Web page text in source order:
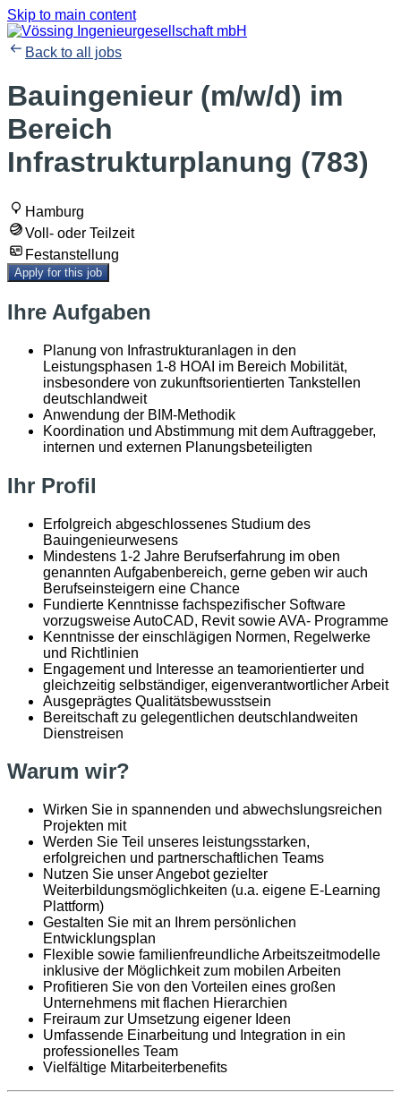
Skip to main content
Back to all jobs
Bauingenieur (m/w/d) im
Bereich
Infrastrukturplanung (783)
Hamburg
Voll- oder Teilzeit
Festanstellung
Apply for this job
Ihre Aufgaben
Planung von Infrastrukturanlagen in den
Leistungsphasen 1-8 HOAI im Bereich Mobilität,
insbesondere von zukunftsorientierten Tankstellen
deutschlandweit
Anwendung der BIM-Methodik
Koordination und Abstimmung mit dem Auftraggeber,
internen und externen Planungsbeteiligten
Ihr Profil
Erfolgreich abgeschlossenes Studium des
Bauingenieurwesens
Mindestens 1-2 Jahre Berufserfahrung im oben
genannten Aufgabenbereich, gerne geben wir auch
Berufseinsteigern eine Chance
Fundierte Kenntnisse fachspezifischer Software
vorzugsweise AutoCAD, Revit sowie AVA- Programme
Kenntnisse der einschlägigen Normen, Regelwerke
und Richtlinien
Engagement und Interesse an teamorientierter und
gleichzeitig selbständiger, eigenverantwortlicher Arbeit
Ausgeprägtes Qualitätsbewusstsein
Bereitschaft zu gelegentlichen deutschlandweiten
Dienstreisen
Warum wir?
Wirken Sie in spannenden und abwechslungsreichen
Projekten mit
Werden Sie Teil unseres leistungsstarken,
erfolgreichen und partnerschaftlichen Teams
Nutzen Sie unser Angebot gezielter
Weiterbildungsmöglichkeiten (u.a. eigene E-Learning
Plattform)
Gestalten Sie mit an Ihrem persönlichen
Entwicklungsplan
Flexible sowie familienfreundliche Arbeitszeitmodelle
inklusive der Möglichkeit zum mobilen Arbeiten
Profitieren Sie von den Vorteilen eines großen
Unternehmens mit flachen Hierarchien
Freiraum zur Umsetzung eigener Ideen
Umfassende Einarbeitung und Integration in ein
professionelles Team
Vielfältige Mitarbeiterbenefits